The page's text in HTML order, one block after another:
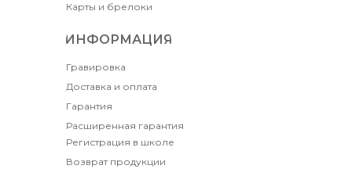
Карты и брелоки
ИНФОРМАЦИЯ
Доставка и оплата
Гравировка
Гарантия
Регистрация в школе
Возврат продукции
Расширенная гарантия